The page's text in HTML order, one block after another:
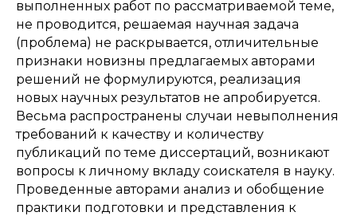
выполненных работ по рассматриваемой теме,
не проводится, решаемая научная задача
(проблема) не раскрывается, отличительные
признаки новизны предлагаемых авторами
решений не формулируются, реализация
новых научных результатов не апробируется.
Весьма распространены случаи невыполнения
требований к качеству и количеству
публикаций по теме диссертаций, возникают
вопросы к личному вкладу соискателя в науку.
Проведенные авторами анализ и обобщение
практики подготовки и представления к